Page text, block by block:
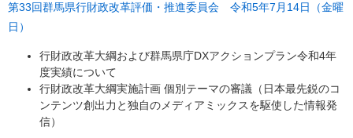
第33回群馬県行財政改革評価・推進委員会 令和5年7月14日（金曜
日）
行財政改革大綱および群馬県庁DXアクションプラン令和4年
度実績について
行財政改革大綱実施計画 個別テーマの審議（日本最先鋭のコ
ンテンツ創出力と独自のメディアミックスを駆使した情報発
信）